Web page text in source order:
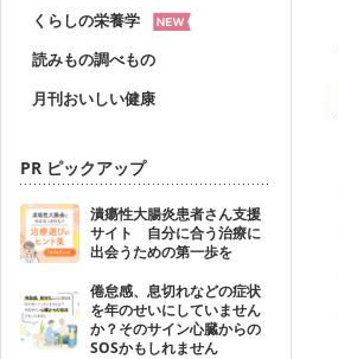
くらしの栄養学
読みもの調べもの
月刊おいしい健康
PR ピックアップ
潰瘍性大腸炎患者さん支援
サイト 自分に合う治療に
出会うための第一歩を
倦怠感、息切れなどの症状
を年のせいにしていません
か？そのサイン心臓からの
SOSかもしれません